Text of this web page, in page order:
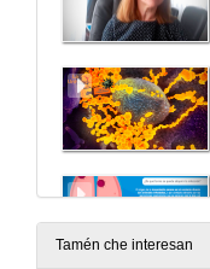
Tamén che interesan